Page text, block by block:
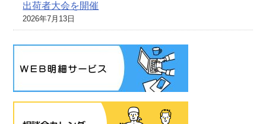
出荷者大会を開催
2026年7月13日